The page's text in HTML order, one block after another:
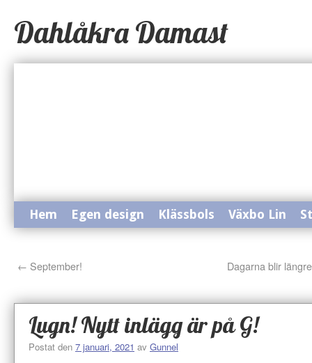
Dahlåkra Damast
Hem Egen design Klässbols Växbo Lin
← September! Dagarna blir
Lugn! Nytt inlägg är på G!
Postat den 7 januari, 2021 av Gunnel